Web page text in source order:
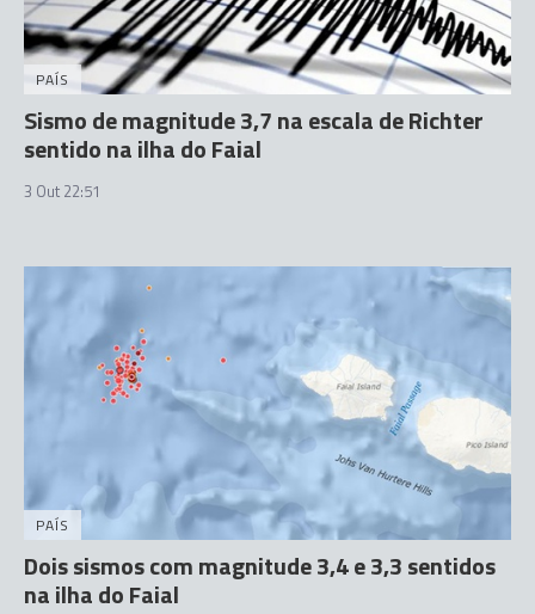
PAÍS
Sismo de magnitude 3,7 na escala de Richter
sentido na ilha do Faial
3 Out 22:51
PAÍS
Dois sismos com magnitude 3,4 e 3,3 sentidos
na ilha do Faial